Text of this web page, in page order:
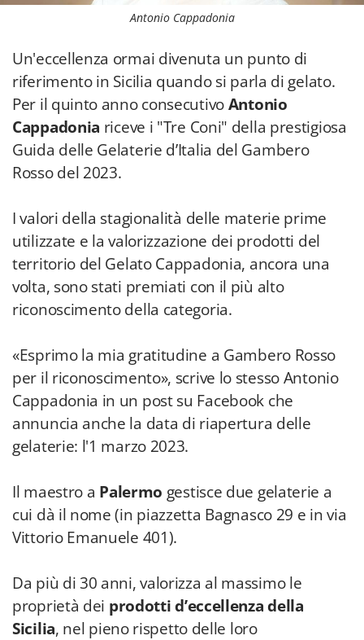
Antonio Cappadonia
Un'eccellenza ormai divenuta un punto di
riferimento in Sicilia quando si parla di gelato.
Per il quinto anno consecutivoAntonio
Cappadonia riceve i "Tre Coni" della prestigiosa
Guida delle Gelaterie d’Italia del Gambero
Rosso del 2023.
I valori della stagionalità delle materie prime
utilizzate e la valorizzazione dei prodotti del
territorio del Gelato Cappadonia, ancora una
volta, sono stati premiati con il più alto
riconoscimento della categoria.
«Esprimo la mia gratitudine a Gambero Rosso
per il riconoscimento», scrive lo stesso Antonio
Cappadonia in un post su Facebook che
annuncia anche la data di riapertura delle
gelaterie: l'1 marzo 2023.
Il maestro a Palermo gestisce due gelaterie a
cui dà il nome (in piazzetta Bagnasco 29 e in via
Vittorio Emanuele 401).
Da più di 30 anni, valorizza al massimo le
proprietà dei prodotti d’eccellenza della
Sicilia, nel pieno rispetto delle loro